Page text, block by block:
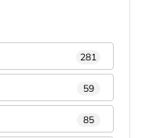
281
59
85